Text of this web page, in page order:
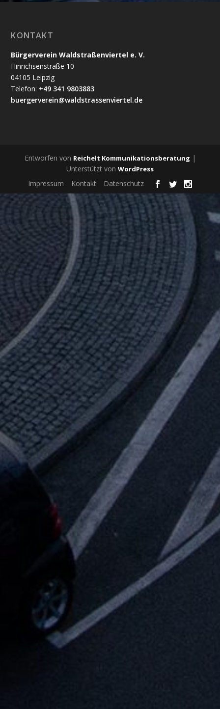
KONTAKT
Bürgerverein Waldstraßenviertel e. V.
Hinrichsenstraße 10
04105 Leipzig
Telefon: +49 341 9803883
buergerverein@waldstrassenviertel.de
Entworfen von Reichelt Kommunikationsberatung |
Unterstützt von WordPress
Impressum Kontakt Datenschutz